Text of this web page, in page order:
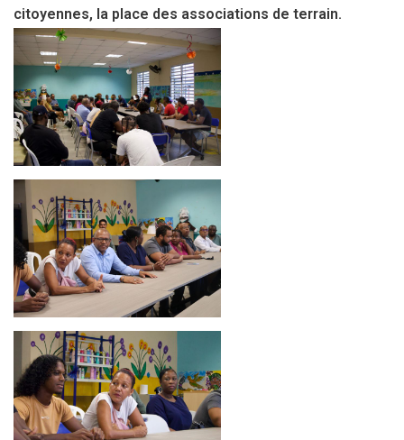
citoyennes, la place des associations de terrain.